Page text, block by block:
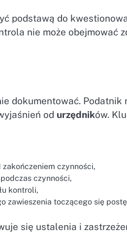
podstawą do
nie może obejmować
dokumentować. Podatnik
od urzędników.
czynności,
czynności,
kontroli,
zawieszenia toczącego się
się ustalenia i